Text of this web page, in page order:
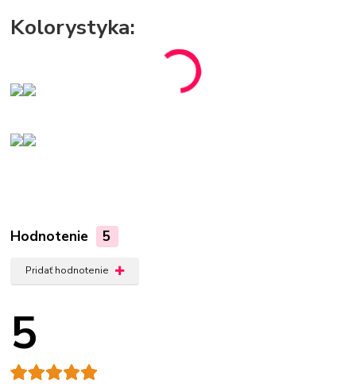
Kolorystyka:
Hodnotenie 5
Pridať hodnotenie
5